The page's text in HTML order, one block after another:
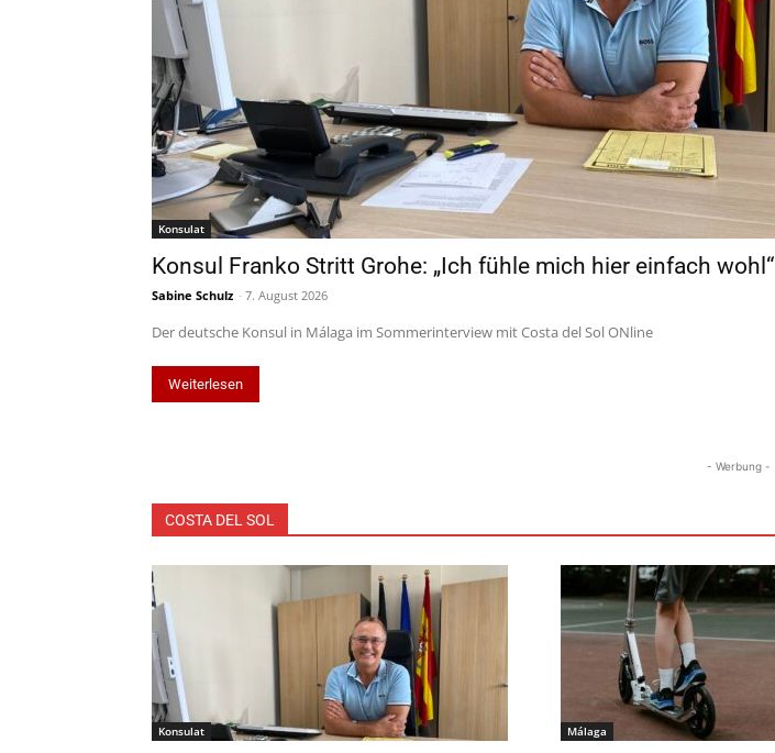
Konsulat
Konsul Franko Stritt Grohe: „Ich fühle mich hier einfach wohl“
Sabine Schulz - 7. August 2026
Der deutsche Konsul in Málaga im Sommerinterview mit Costa del Sol ONline
Weiterlesen
- Werbung -
COSTA DEL SOL
Konsulat Málaga